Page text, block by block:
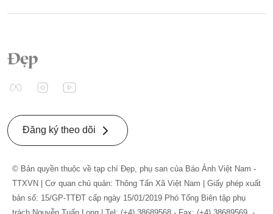
Đăng ký theo dõi
© Bản quyền thuộc về tạp chí Đẹp, phụ san của Báo Ảnh Việt Nam -
TTXVN | Cơ quan chủ quản: Thông Tấn Xã Việt Nam | Giấy phép xuất
bản số: 15/GP-TTĐT cấp ngày 15/01/2019 Phó Tổng Biên tập phụ